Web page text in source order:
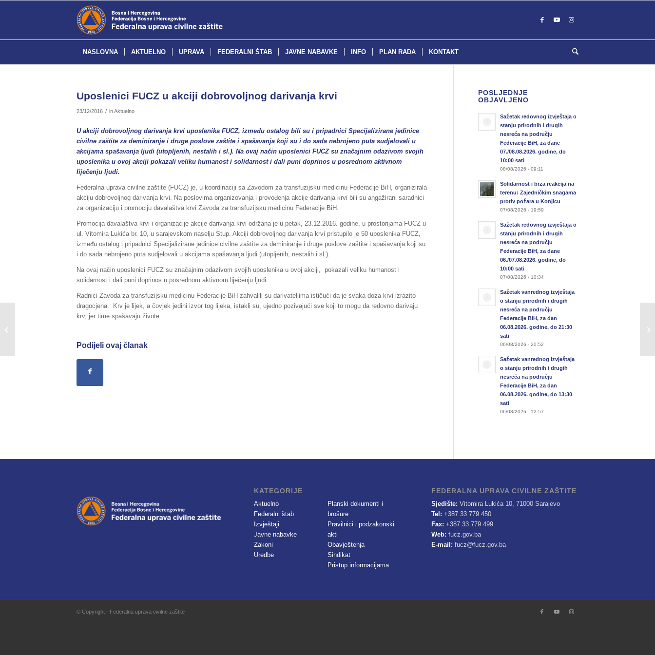
NASLOVNA AKTUELNO UPRAVA FEDERALNI ŠTAB JAVNE NABAVKE INFO PLAN RADA KONTAKT
Uposlenici FUCZ u akciji dobrovoljnog darivanja krvi
23/12/2016 / inAktuelno
U akciji dobrovoljnog darivanja krvi uposlenika FUCZ, između ostalog bili su i pripadnici Specijalizirane jedinice
civilne zaštite za deminiranje i druge poslove zaštite i spašavanja koji su i do sada nebrojeno puta sudjelovali u
akcijama spašavanja ljudi (utopljenih, nestalih i sl.). Na ovaj način uposlenici FUCZ su značajnim odazivom svojih
uposlenika u ovoj akciji pokazali veliku humanost i solidarnost i dali puni doprinos u posrednom aktivnom
liječenju ljudi.
Federalna uprava civilne zaštite (FUCZ) je, u koordinaciji sa Zavodom za transfuzijsku medicinu Federacije BiH, organizirala
akciju dobrovoljnog darivanja krvi. Na poslovima organizovanja i provođenja akcije darivanja krvi bili su angažirani saradnici
za organizaciju i promociju davalaštva krvi Zavoda za transfuzijsku medicinu Federacije BiH.
Promocija davalaštva krvi i organizacije akcije darivanja krvi održana je u petak, 23.12.2016. godine, u prostorijama FUCZ u
ul. Vitomira Lukića br. 10, u sarajevskom naselju Stup. Akciji dobrovoljnog darivanja krvi pristupilo je 50 uposlenika FUCZ,
između ostalog i pripadnici Specijalizirane jedinice civilne zaštite za deminiranje i druge poslove zaštite i spašavanja koji su
i do sada nebrojeno puta sudjelovali u akcijama spašavanja ljudi (utopljenih, nestalih i sl.).
Na ovaj način uposlenici FUCZ su značajnim odazivom svojih uposlenika u ovoj akciji, pokazali veliku humanost i
solidarnost i dali puni doprinos u posrednom aktivnom liječenju ljudi.
Radnici Zavoda za transfuzijsku medicinu Federacije BiH zahvalili su darivateljima ističući da je svaka doza krvi izrazito
dragocjena. Krv je lijek, a čovjek jedini izvor tog lijeka, istakli su, ujedno pozivajući sve koji to mogu da redovno darivaju
krv, jer time spašavaju živote.
Podijeli ovaj članak
POSLJEDNJE
OBJAVLJENO
Sažetak redovnog izvještaja o
stanju prirodnih i drugih
nesreća na području
Federacije BiH, za dane
07./08.08.2026. godine, do
10:00 sati
08/08/2026 - 09:11
Solidarnost i brza reakcija na
terenu: Zajedničkim snagama
protiv požara u Konjicu
07/08/2026 - 19:59
Sažetak redovnog izvještaja o
stanju prirodnih i drugih
nesreća na području
Federacije BiH, za dane
06./07.08.2026. godine, do
10:00 sati
07/08/2026 - 10:34
Sažetak vanrednog izvještaja
o stanju prirodnih i drugih
nesreća na području
Federacije BiH, za dan
06.08.2026. godine, do 21:30
sati
06/08/2026 - 20:52
Sažetak vanrednog izvještaja
o stanju prirodnih i drugih
nesreća na području
Federacije BiH, za dan
06.08.2026. godine, do 13:30
sati
06/08/2026 - 12:57
KATEGORIJE
Aktuelno
Federalni štab
Izvještaji
Javne nabavke
Zakoni
Uredbe
Planski dokumenti i
brošure
Pravilnici i podzakonski
akti
Obavještenja
Sindikat
Pristup informacijama
FEDERALNA UPRAVA CIVILNE ZAŠTITE
Sjedište: Vitomira Lukića 10, 71000 Sarajevo
Tel: +387 33 779 450
Fax: +387 33 779 499
Web: fucz.gov.ba
E-mail: fucz@fucz.gov.ba
© Copyright - Federalna uprava civilne zaštite
Sažetak Redovnog izvještaja o stanju
u